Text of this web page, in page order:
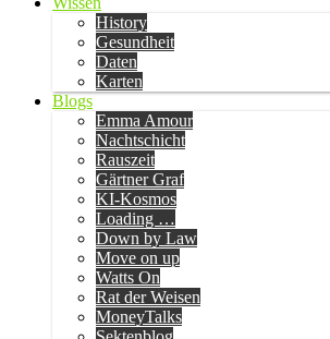
History
Gesundheit
Daten
Karten
Blogs
Emma Amour
Nachtschicht
Rauszeit
Gärtner Graf
KI-Kosmos
Loading …
Down by Law
Move on up
Watts On
Rat der Weisen
MoneyTalks